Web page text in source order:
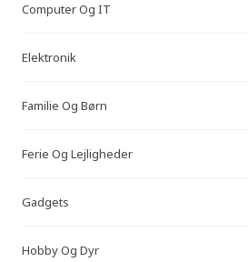
Computer Og IT
Elektronik
Familie Og Børn
Ferie Og Lejligheder
Gadgets
Hobby Og Dyr